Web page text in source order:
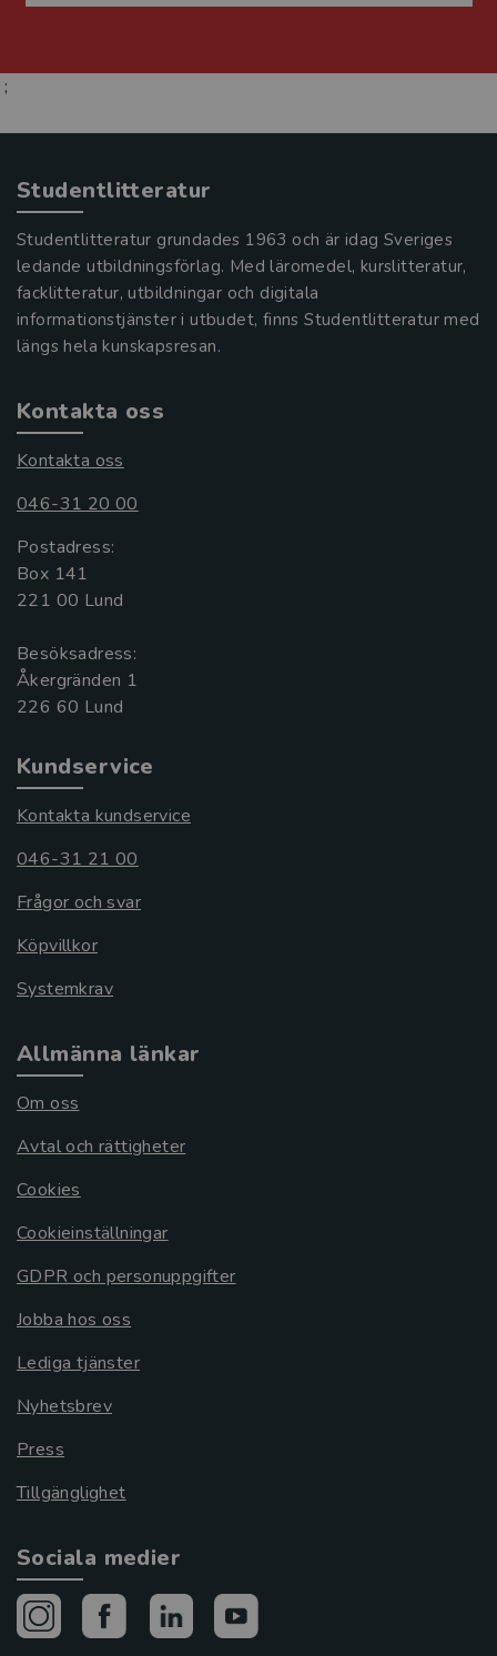
;
Studentlitteratur
Studentlitteratur grundades 1963 och är idag Sveriges
ledande utbildningsförlag. Med läromedel, kurslitteratur,
facklitteratur, utbildningar och digitala
informationstjänster i utbudet, finns Studentlitteratur med
längs hela kunskapsresan.
Kontakta oss
Kontakta oss
046-31 20 00
Postadress:
Box 141
221 00 Lund
Besöksadress:
Åkergränden 1
Kundservice
Kontakta kundservice
046-31 21 00
Frågor och svar
Köpvillkor
Systemkrav
Allmänna länkar
Om oss
Avtal och rättigheter
Cookies
Cookieinställningar
GDPR och personuppgifter
Jobba hos oss
Lediga tjänster
Nyhetsbrev
Press
Tillgänglighet
Sociala medier